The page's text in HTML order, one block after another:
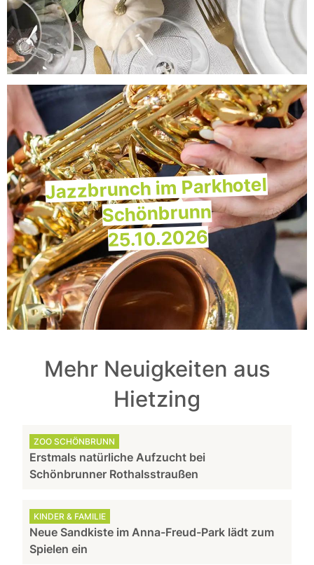
Jazzbrunch im Parkhotel
Schönbrunn
25.10.2026
Mehr Neuigkeiten aus
Hietzing
ZOO SCHÖNBRUNN
Erstmals natürliche Aufzucht bei
Schönbrunner Rothalsstraußen
KINDER & FAMILIE
Neue Sandkiste im Anna-Freud-Park lädt zum
Spielen ein